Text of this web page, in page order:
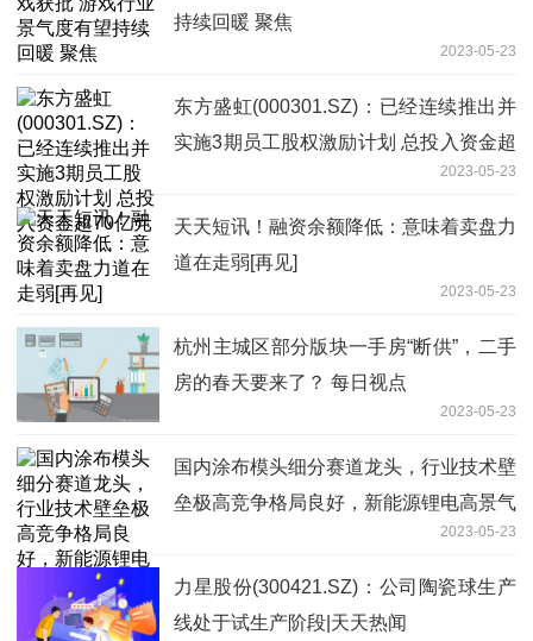
持续回暖 聚焦
2023-05-23
东方盛虹(000301.SZ)：已经连续推出并
实施3期员工股权激励计划 总投入资金超
2023-05-23
天天短讯！融资余额降低：意味着卖盘力
道在走弱[再见]
2023-05-23
杭州主城区部分版块一手房“断供”，二手
房的春天要来了？ 每日视点
2023-05-23
国内涂布模头细分赛道龙头，行业技术壁
垒极高竞争格局良好，新能源锂电高景气
驱动业绩持续高增长，燃料电池及钙钛矿
电池等业务将开拓第二成长曲线——5月
23日研报挖矿-每日播报
2023-05-23
力星股份(300421.SZ)：公司陶瓷球生产
线处于试生产阶段|天天热闻